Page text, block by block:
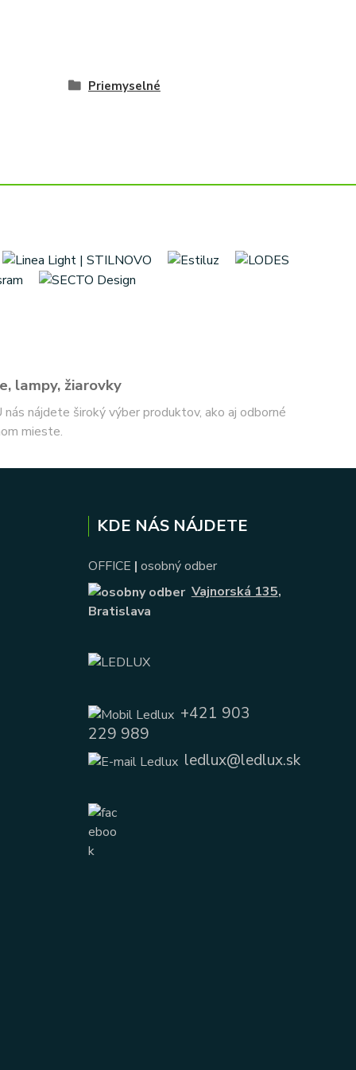
Priemyselné
lampy, žiarovky
nájdete široký výber produktov, ako aj odborné
mieste.
KDE NÁS NÁJDETE
OFFICE | osobný odber
Vajnorská 135,
Bratislava
+421 903
229 989
ledlux@ledlux.sk